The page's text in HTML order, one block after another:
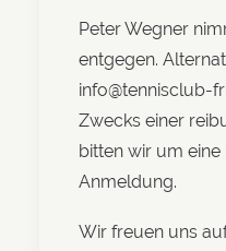
Peter Wegner
entgegen.
info@tennisclub-
Zwecks einer
bitten wir um
Anmeldung.
Wir freuen uns